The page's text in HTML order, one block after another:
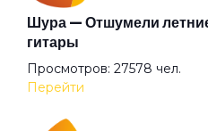
Ангел
Анютины глазки
Шура — Отшумели
гитары
Просмотров: 27578 чел.
Перейти